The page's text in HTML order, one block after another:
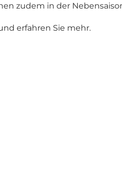
zudem in der
erfahren Sie mehr.